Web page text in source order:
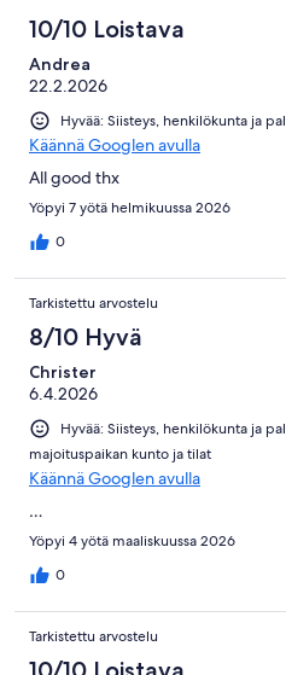
10/10 Loistava
Andrea
22.2.2026
Hyvää: Siisteys, henkilökunta ja
Käännä Googlen avulla
All good thx
Yöpyi 7 yötä helmikuussa 2026
0
Tarkistettu arvostelu
8/10 Hyvä
Christer
6.4.2026
Hyvää: Siisteys, henkilökunta ja
majoituspaikan kunto ja tilat
Käännä Googlen avulla
…
Yöpyi 4 yötä maaliskuussa 2026
0
Tarkistettu arvostelu